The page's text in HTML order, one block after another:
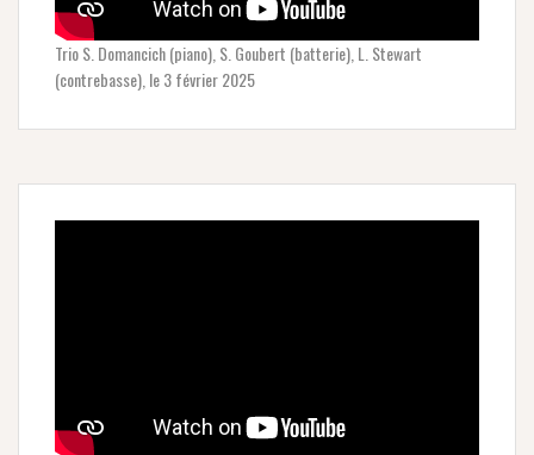
Trio S. Domancich (piano), S. Goubert (batterie), L. Stewart
(contrebasse), le 3 février 2025